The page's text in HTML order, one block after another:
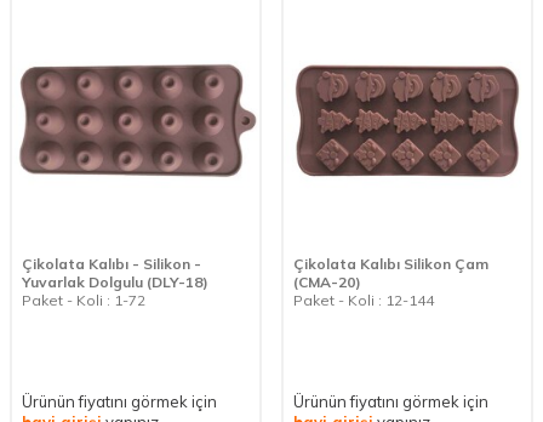
Çikolata Kalıbı - Silikon -
Yuvarlak Dolgulu (DLY-18)
Paket - Koli : 1-72
Ürünün fiyatını görmek için
Çikolata Kalıbı Silikon Çam
(CMA-20)
Paket - Koli : 12-144
Ürünün fiyatını görmek için